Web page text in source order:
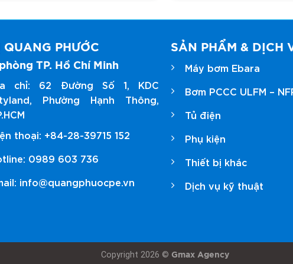
tăng áp Ebara 2GP-3D
dễ dàng
đặt sẵn
cao
3D 32-
160/1.5
PHƯỚC
TP. Hồ Chí Minh
chỉ: 62 Đường Số 1, KDC
Phường Hạnh Thông,
thoại: +84-28-39715 152
0989 603 736
info@quangphuocpe.vn
SẢN PHẨM & DỊCH
Máy bơm Ebara
Bơm PCCC ULFM –
Tủ điện
Phụ kiện
Thiết bị khác
Dịch vụ kỹ thuật
Copyright 2026 © Gmax Agency